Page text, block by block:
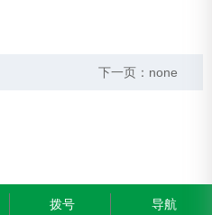
下一页： none
拨号 导航